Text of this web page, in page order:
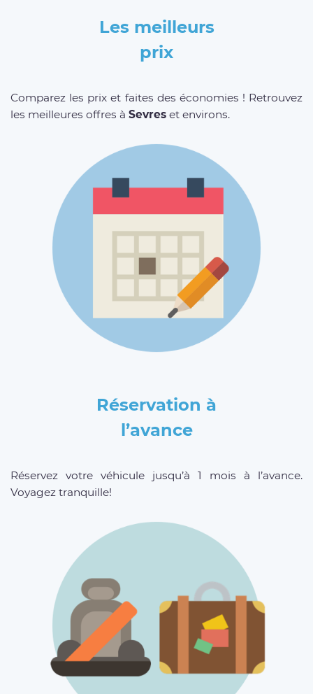
Les meilleurs
prix
Comparez les prix et faites des économies ! Retrouvez
les meilleures offres à Sevres et environs.
Réservation à
l’avance
Réservez votre véhicule jusqu’à 1 mois à l’avance.
Voyagez tranquille!